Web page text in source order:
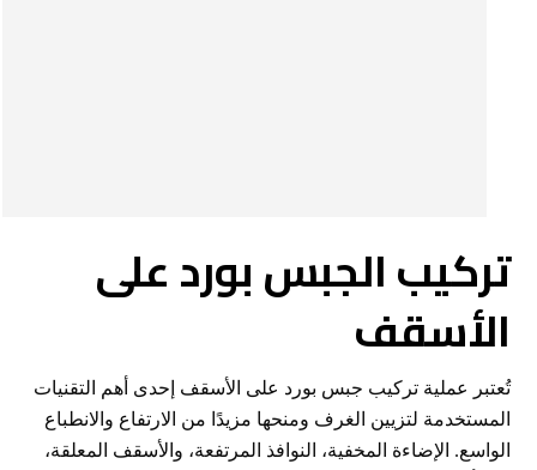
تركيب الجبس بورد على
الأسقف
تُعتبر عملية تركيب جبس بورد على الأسقف إحدى أهم التقنيات
المستخدمة لتزيين الغرف ومنحها مزيدًا من الارتفاع والانطباع
الواسع. الإضاءة المخفية، النوافذ المرتفعة، والأسقف المعلقة،